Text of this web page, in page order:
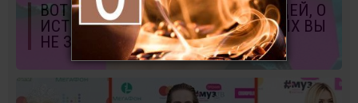
ВОТ ЗАЧЕМ ЭТА ДЫРОЧКА: 10 ВЕЩЕЙ, О
ИСТИННОМ НАЗНАЧЕНИИ КОТОРЫХ ВЫ
НЕ ЗНАЛИ